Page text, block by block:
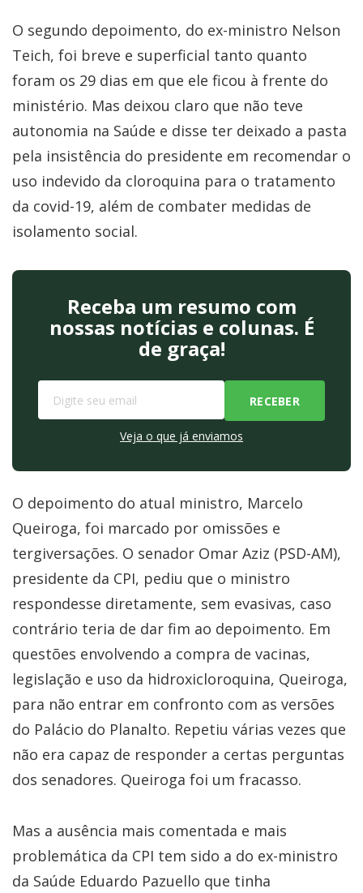
O segundo depoimento, do ex-ministro Nelson
Teich, foi breve e superficial tanto quanto
foram os 29 dias em que ele ficou à frente do
ministério. Mas deixou claro que não teve
autonomia na Saúde e disse ter deixado a pasta
pela insistência do presidente em recomendar o
uso indevido da cloroquina para o tratamento
da covid-19, além de combater medidas de
isolamento social.
Receba um resumo com
nossas notícias e colunas. É
de graça!
Veja o que já enviamos
O depoimento do atual ministro, Marcelo
Queiroga, foi marcado por omissões e
tergiversações. O senador Omar Aziz (PSD-AM),
presidente da CPI, pediu que o ministro
respondesse diretamente, sem evasivas, caso
contrário teria de dar fim ao depoimento. Em
questões envolvendo a compra de vacinas,
legislação e uso da hidroxicloroquina, Queiroga,
para não entrar em confronto com as versões
do Palácio do Planalto. Repetiu várias vezes que
não era capaz de responder a certas perguntas
dos senadores. Queiroga foi um fracasso.
Mas a ausência mais comentada e mais
problemática da CPI tem sido a do ex-ministro
da Saúde Eduardo Pazuello que tinha